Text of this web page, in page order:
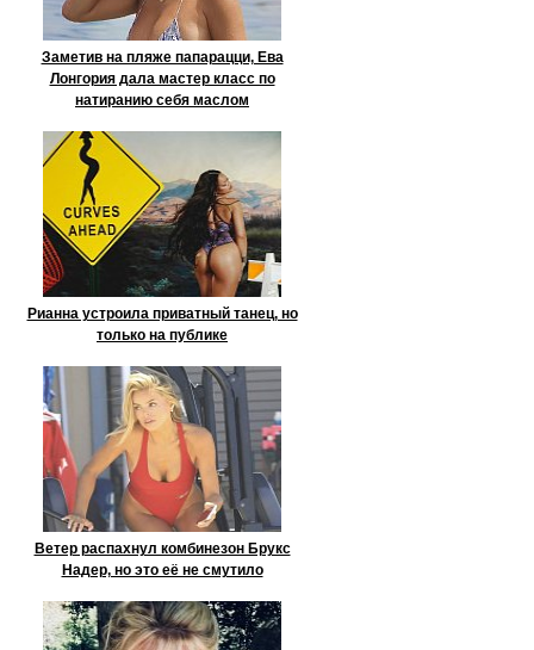
Заметив на пляже папарацци, Ева
Лонгория дала мастер класс по
натиранию себя маслом
Рианна устроила приватный танец, но
только на публике
Ветер распахнул комбинезон Брукс
Надер, но это её не смутило